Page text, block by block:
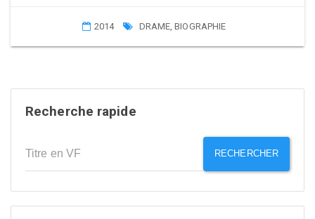
2014 DRAME,BIOGRAPHIE
Recherche rapide
RECHERCHER